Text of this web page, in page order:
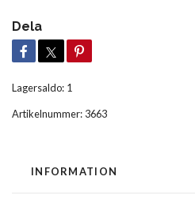
Dela
Lagersaldo: 1
Artikelnummer: 3663
INFORMATION